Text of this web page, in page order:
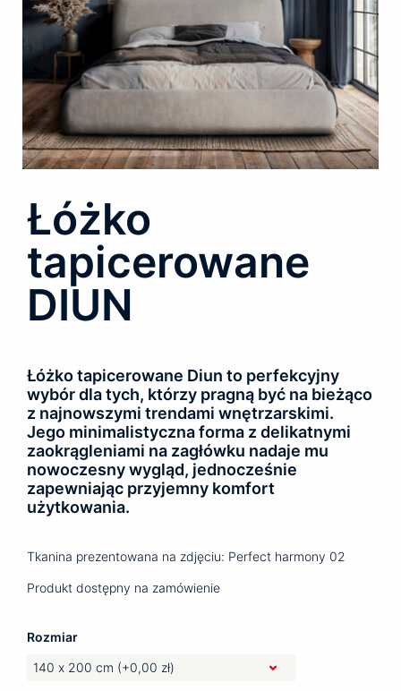
Łóżko
tapicerowane
DIUN
Łóżko tapicerowane Diun to perfekcyjny
wybór dla tych, którzy pragną być na bieżąco
z najnowszymi trendami wnętrzarskimi.
Jego minimalistyczna forma z delikatnymi
zaokrągleniami na zagłówku nadaje mu
nowoczesny wygląd, jednocześnie
zapewniając przyjemny komfort
użytkowania.
Tkanina prezentowana na zdjęciu: Perfect harmony 02
Produkt dostępny na zamówienie
Rozmiar